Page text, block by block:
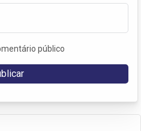
público